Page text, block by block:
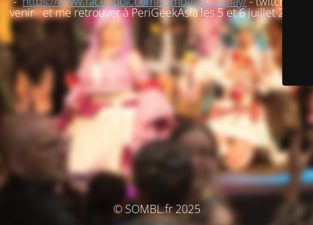
venir et me retrouver à PeriGeekAsia les 5 et 6 juillet 2025
© SOMBL.fr 2025